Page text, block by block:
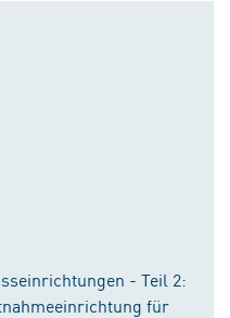
- Teil 2:
für